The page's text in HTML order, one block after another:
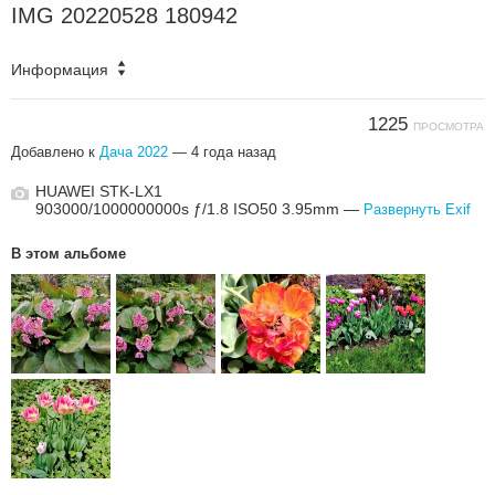
IMG 20220528 180942
Информация
1225 ПРОСМОТРА
Добавлено к Дача 2022 — 4 года назад
HUAWEI STK-LX1
903000/1000000000s ƒ/1.8 ISO50 3.95mm — Развернуть Exif
В этом альбоме